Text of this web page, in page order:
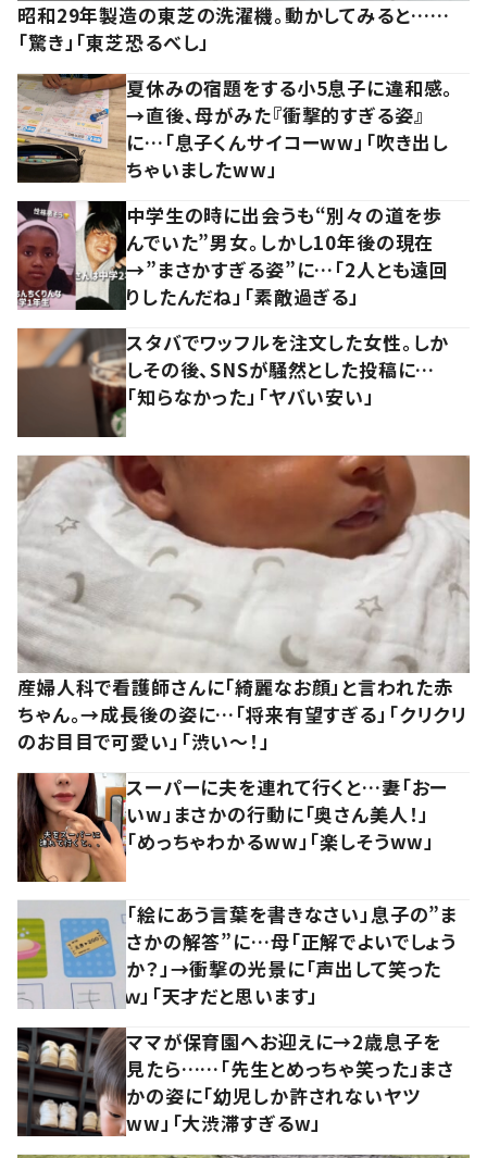
昭和29年製造の東芝の洗濯機。動かしてみると……
「驚き」「東芝恐るべし」
夏休みの宿題をする小5息子に違和感。
→直後、母がみた『衝撃的すぎる姿』
に…「息子くんサイコーww」「吹き出し
ちゃいましたww」
中学生の時に出会うも“別々の道を歩
んでいた”男女。しかし10年後の現在
→”まさかすぎる姿”に…「2人とも遠回
りしたんだね」「素敵過ぎる」
スタバでワッフルを注文した女性。しか
しその後、SNSが騒然とした投稿に…
「知らなかった」「ヤバい安い」
産婦人科で看護師さんに「綺麗なお顔」と言われた赤
ちゃん。→成長後の姿に…「将来有望すぎる」「クリクリ
のお目目で可愛い」「渋い～！」
スーパーに夫を連れて行くと…妻「おー
いw」まさかの行動に「奥さん美人！」
「めっちゃわかるww」「楽しそうww」
「絵にあう言葉を書きなさい」息子の”ま
さかの解答”に…母「正解でよいでしょう
か？」→衝撃の光景に「声出して笑った
ｗ」「天才だと思います」
ママが保育園へお迎えに→2歳息子を
見たら……「先生とめっちゃ笑った」まさ
かの姿に「幼児しか許されないヤツ
ww」「大渋滞すぎるw」